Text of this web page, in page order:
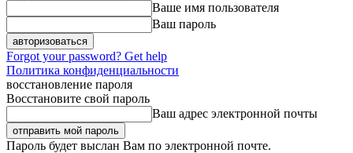
Ваше имя пользователя
Ваш пароль
Forgot your password? Get help
Политика конфиденциальности
восстановление пароля
Восстановите свой пароль
Ваш адрес электронной почты
Пароль будет выслан Вам по электронной почте.